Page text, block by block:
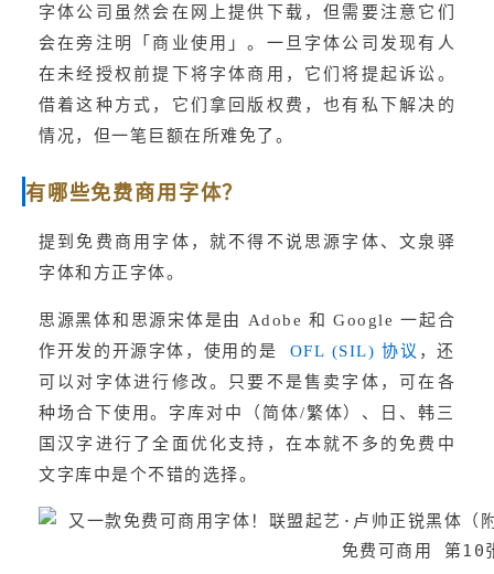
字体公司虽然会在网上提供下载，但需要注意它们
会在旁注明「商业使用」。一旦字体公司发现有人
在未经授权前提下将字体商用，它们将提起诉讼。
借着这种方式，它们拿回版权费，也有私下解决的
情况，但一笔巨额在所难免了。
有哪些免费商用字体？
提到免费商用字体，就不得不说思源字体、文泉驿
字体和方正字体。
思源黑体和思源宋体是由 Adobe 和 Google 一起合
作开发的开源字体，使用的是
OFL (SIL) 协议 ，还
可以对字体进行修改。只要不是售卖字体，可在各
种场合下使用。字库对中（简体/繁体）、日、韩三
国汉字进行了全面优化支持，在本就不多的免费中
文字库中是个不错的选择。